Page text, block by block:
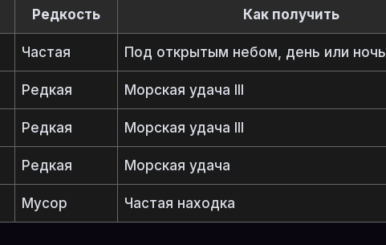
Редкость Как получить
Частая Под открытым небом, день или ночь
Редкая Морская удача III
Редкая Морская удача III
Редкая Морская удача
Мусор Частая находка